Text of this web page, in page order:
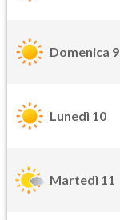
Domenica 9
Lunedì 10
Martedì 11